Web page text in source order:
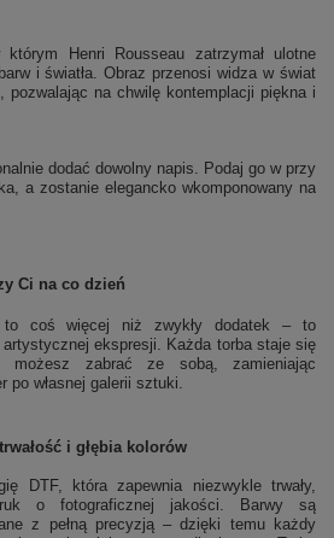
którym Henri Rousseau zatrzymał ulotne
i światła. Obraz przenosi widza w świat
pozwalając na chwilę kontemplacji piękna i
dodać dowolny napis. Podaj go w przy
a zostanie elegancko wkomponowany na
Ci na co dzień
to coś więcej niż zwykły dodatek – to
artystycznej ekspresji. Każda torba staje się
możesz zabrać ze sobą, zamieniając
własnej galerii sztuki.
i głębia kolorów
DTF, która zapewnia niezwykle trwały,
o fotograficznej jakości. Barwy są
z pełną precyzją – dzięki temu każdy